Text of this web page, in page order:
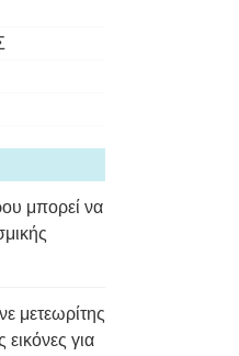
μπορεί να
μετεωρίτης
εικόνες για